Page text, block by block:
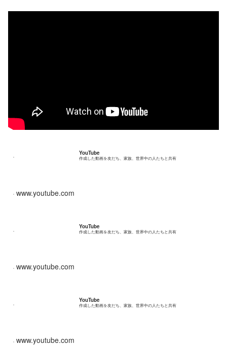
YouTube
作成した動画を友だち、家族、世界中の人たちと共有
www.youtube.com
YouTube
作成した動画を友だち、家族、世界中の人たちと共有
www.youtube.com
YouTube
作成した動画を友だち、家族、世界中の人たちと共有
www.youtube.com